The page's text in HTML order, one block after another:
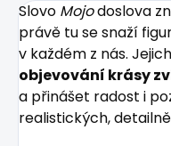
Slovo Mojodoslova
právě tu se snaží
v každém z nás.
objevování krásy
a přinášet radost i
realistických,